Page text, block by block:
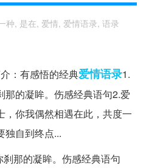
种, 是在, 爱情, 爱情语录, 语录
：有感悟的经典爱情语录1.
的凝眸。伤感经典语句2.爱
，你我偶然相遇在此，共度一
独自到终点...
那的凝眸。伤感经典语句